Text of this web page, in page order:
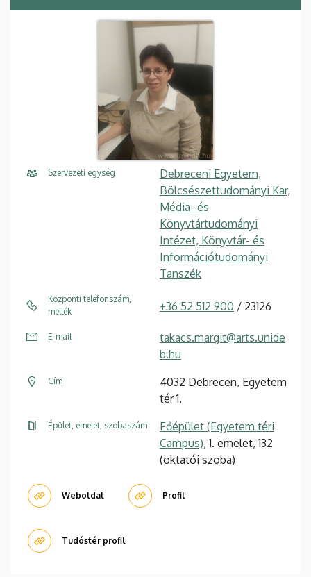
Szervezeti egység
Debreceni Egyetem,
Bölcsészettudományi Kar,
Média- és
Könyvtártudományi
Intézet, Könyvtár- és
Információtudományi
Tanszék
Központi telefonszám,
mellék
+36 52 512 900 / 23126
E-mail
takacs.margit@arts.unide
b.hu
Cím
4032 Debrecen, Egyetem
tér 1.
Épület, emelet, szobaszám
Főépület (Egyetem téri
Campus), 1. emelet, 132
(oktatói szoba)
Weboldal Profil
Tudóstér profil